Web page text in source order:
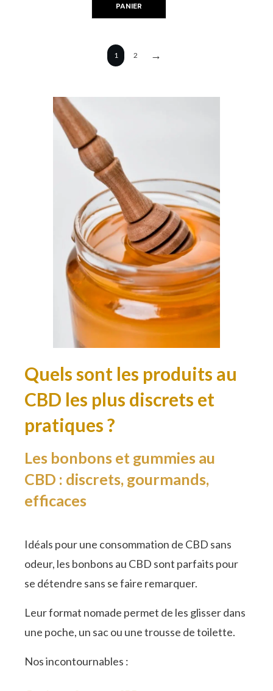
PANIER
1 2 →
Quels sont les produits au
CBD les plus discrets et
pratiques ?
Les bonbons et gummies au
CBD : discrets, gourmands,
efficaces
Idéals pour une consommation de CBD sans
odeur, les bonbons au CBD sont parfaits pour
se détendre sans se faire remarquer.
Leur format nomade permet de les glisser dans
une poche, un sac ou une trousse de toilette.
Nos incontournables :